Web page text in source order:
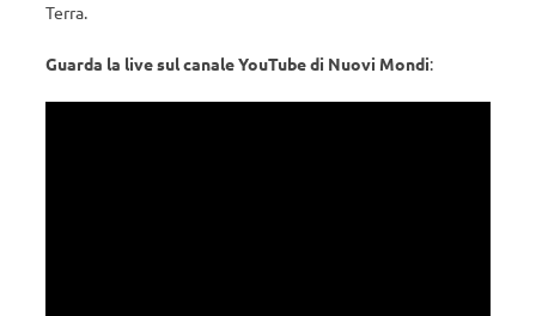
Terra.
Guarda la live sul canale YouTube di Nuovi Mondi: